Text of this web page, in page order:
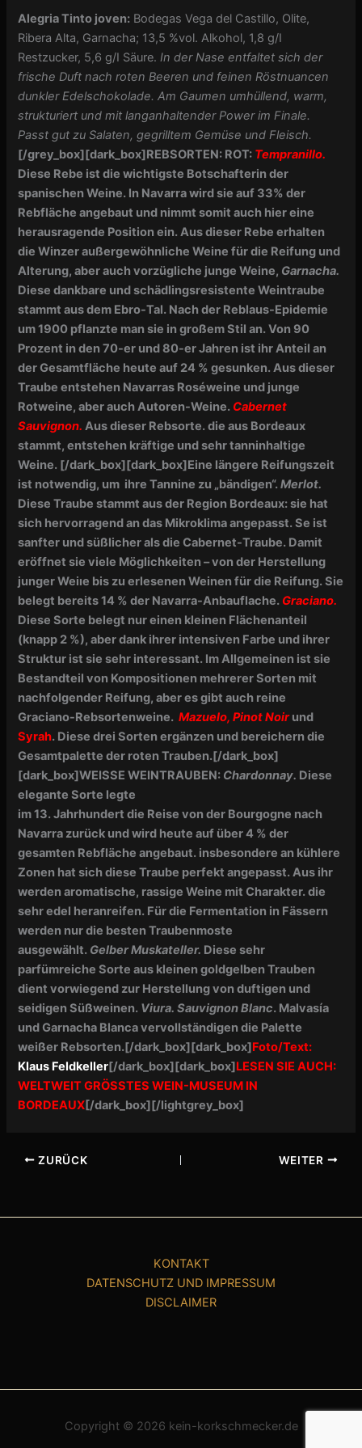
Alegria Tinto joven: Bodegas Vega del Castillo, Olite,
Ribera Alta, Garnacha; 13,5 %vol. Alkohol, 1,8 g/I
Restzucker, 5,6 g/I Säure.In der Nase entfaltet sich der
frische Duft nach roten Beeren und feinen Röstnuancen
dunkler Edelschokolade. Am Gaumen umhüllend, warm,
strukturiert und mit langanhaltender Power im Finale.
Passt gut zu Salaten, gegrilltem Gemüse und Fleisch.
[/grey_box][dark_box]REBSORTEN: ROT: Tempranillo.
Diese Rebe ist die wichtigste Botschafterin der
spanischen Weine. ln Navarra wird sie auf 33% der
Rebfläche angebaut und nimmt somit auch hier eine
herausragende Position ein. Aus dieser Rebe erhalten
die Winzer außergewöhnliche Weine für die Reifung und
Alterung, aber auch vorzügliche junge Weine, Garnacha.
Diese dankbare und schädlingsresistente Weintraube
stammt aus dem Ebro-Tal. Nach der Reblaus-Epidemie
um 1900 pflanzte man sie in großem Stil an. Von 90
Prozent in den 70-er und 80-er Jahren ist ihr Anteil an
der Gesamtfläche heute auf 24 % gesunken. Aus dieser
Traube entstehen Navarras Roséweine und junge
Rotweine, aber auch Autoren-Weine. Cabernet
Sauvignon. Aus dieser Rebsorte. die aus Bordeaux
stammt, entstehen kräftige und sehr tanninhaltige
Weine. [/dark_box][dark_box]Eine längere Reifungszeit
ist notwendig, um ihre Tannine zu „bändigen“.Merlot.
Diese Traube stammt aus der Region Bordeaux: sie hat
sich hervorragend an das Mikroklima angepasst. Se ist
sanfter und süßlicher als die Cabernet-Traube. Damit
eröffnet sie viele Möglichkeiten – von der Herstellung
junger Weiıe bis zu erlesenen Weinen für die Reifung. Sie
belegt bereits 14 % der Navarra-Anbauflache. Graciano.
Diese Sorte belegt nur einen kleinen Flächenanteil
(knapp 2 %), aber dank ihrer intensiven Farbe und ihrer
Struktur ist sie sehr interessant. lm Allgemeinen ist sie
Bestandteil von Kompositionen mehrerer Sorten mit
nachfolgender Reifung, aber es gibt auch reine
Graciano-Rebsortenweine. Mazuelo, Pinot Noirund
Syrah. Diese drei Sorten ergänzen und bereichern die
Gesamtpalette der roten Trauben.[/dark_box]
[dark_box]WEISSE WEINTRAUBEN: Chardonnay. Diese
elegante Sorte legte
im 13. Jahrhundert die Reise von der Bourgogne nach
Navarra zurück und wird heute auf über 4 % der
gesamten Rebfläche angebaut. insbesondere an kühlere
Zonen hat sich diese Traube perfekt angepasst. Aus ihr
werden aromatische, rassige Weine mit Charakter. die
sehr edel heranreifen. Für die Fermentation in Fässern
werden nur die besten Traubenmoste
ausgewählt. Gelber Muskateller. Diese sehr
parfümreiche Sorte aus kleinen goldgelben Trauben
dient vorwiegend zur Herstellung von duftigen und
seidigen Süßweinen. Viura. Sauvignon Blanc. Malvasía
und Garnacha Blanca vervollständigen die Palette
weißer Rebsorten.[/dark_box][dark_box]Foto/Text:
Klaus Feldkeller[/dark_box][dark_box]LESEN SIE AUCH:
WELTWEIT GRÖSSTES WEIN-MUSEUM IN
BORDEAUX[/dark_box][/lightgrey_box]
ZURÜCK WEITER
KONTAKT
DATENSCHUTZ UND IMPRESSUM
DISCLAIMER
Copyright © 2026 kein-korkschmecker.de